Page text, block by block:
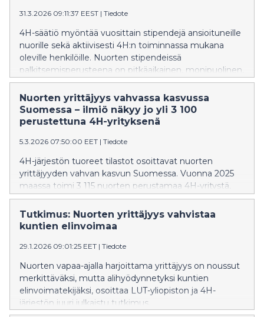
31.3.2026 09:11:37 EEST | Tiedote
4H-säätiö myöntää vuosittain stipendejä ansioituneille
nuorille sekä aktiivisesti 4H:n toiminnassa mukana
oleville henkilöille. Nuorten stipendeissä
palkitsemisperusteena on pitkäaikainen, monipuolinen,
tuloksellinen ja edelleen jatkuva 4H-harrastus. 4H-
säätiön myöntämät 12 valtakunnallista stipendiä
jaetaan Valtioneuvoston juhlahuoneistossa Helsingissä
tiistaina 7.4. kello 14.30. Media on tervetullut
Nuorten yrittäjyys vahvassa kasvussa
Suomessa – ilmiö näkyy jo yli 3 100
perustettuna 4H-yrityksenä
5.3.2026 07:50:00 EET | Tiedote
4H-järjestön tuoreet tilastot osoittavat nuorten
yrittäjyyden vahvan kasvun Suomessa. Vuonna 2025
maassa toimi 3 115 nuorten perustamaa 4H-yritystä,
mikä on 58 prosenttia enemmän kuin vuonna 2021.
Yritysten yhteenlaskettu liikevaihto on
noussut 5,34 miljoonaan euroon. Kasvun taustalla
selkeä asennemuutos: yhä useampi haluaa työllistää
itse itsensä.
Tutkimus: Nuorten yrittäjyys vahvistaa
kuntien elinvoimaa
29.1.2026 09:01:25 EET | Tiedote
Nuorten vapaa-ajalla harjoittama yrittäjyys on noussut
merkittäväksi, mutta alihyödynnetyksi kuntien
elinvoimatekijäksi, osoittaa LUT-yliopiston ja 4H-
järjestön juuri julkaistu tutkimus.